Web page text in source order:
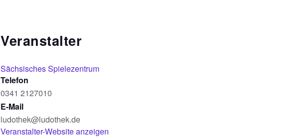
Veranstalter
Sächsisches Spielezentrum
Telefon
0341 2127010
E-Mail
ludothek@ludothek.de
Veranstalter-Website anzeigen